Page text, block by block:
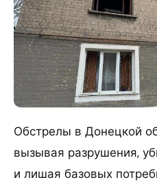
Обстрелы в Донецкой
вызывая разрушения,
и лишая базовых